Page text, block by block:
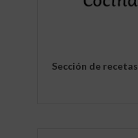
Sección de recetas